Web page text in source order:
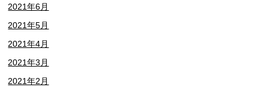
2021年6月
2021年5月
2021年4月
2021年3月
2021年2月